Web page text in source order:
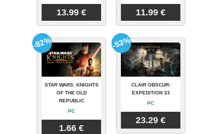
13.99 € 11.99 €
STAR WARS: KNIGHTS
OF THE OLD
REPUBLIC
PC
1.66 €
-82%
CLAIR OBSCUR:
EXPEDITION 33
PC
23.29 €
-53%